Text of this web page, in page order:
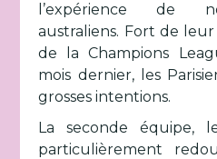
l’expérience de
australiens. Fort de
de la Champions
mois dernier, les
grosses intentions.
La seconde équipe,
particulièrement